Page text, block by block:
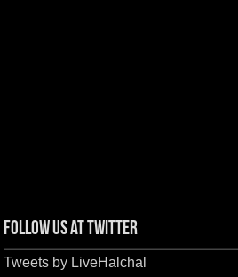
Follow us at Twitter
Tweets by LiveHalchal